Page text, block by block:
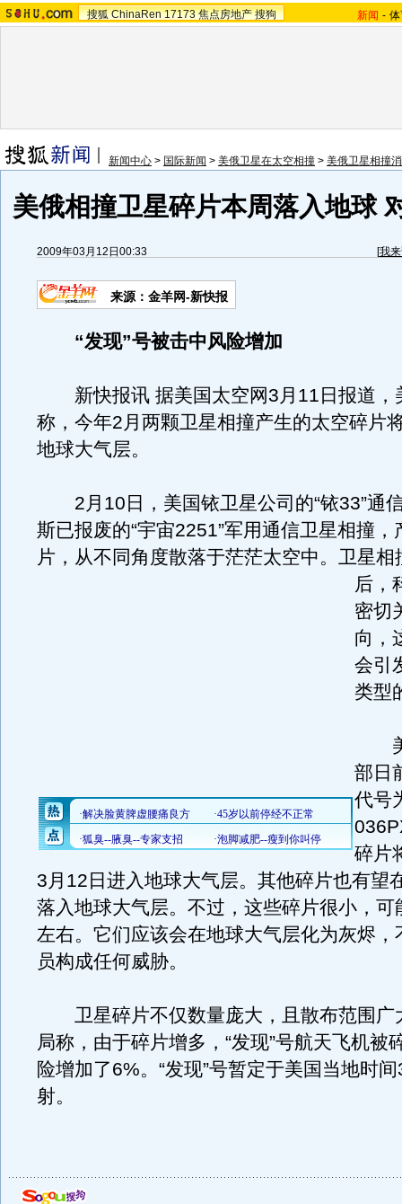
搜狐 ChinaRen 17173 焦点房地产 搜狗 新闻 -
新闻中心 > 国际新闻 > 美俄卫星在太空相撞 > 美俄卫星相撞
美俄相撞卫星碎片本周落入地球
2009年03月12日00:33 [我
来源：金羊网-新快报
“发现”号被击中风险增加
新快报讯 据美国太空网3月11日报道，
称，今年2月两颗卫星相撞产生的太空碎片
地球大气层。
2月10日，美国铱卫星公司的“铱33”通
斯已报废的“宇宙2251”军用通信卫星相撞，
片，从不同角度散落于茫茫太空中。 卫星相
后，
密切
向，
会引
类型
美
部日
代号
碎片
3月12日进入地球大气层。其他碎片也有望
落入地球大气层。不过，这些碎片很小，可
左右。它们应该会在地球大气层化为灰烬，
员构成任何威胁。
卫星碎片不仅数量庞大，且散布范围广
局称，由于碎片增多，“发现”号航天飞机被
险增加了6%。“发现”号暂定于美国当地时
射。